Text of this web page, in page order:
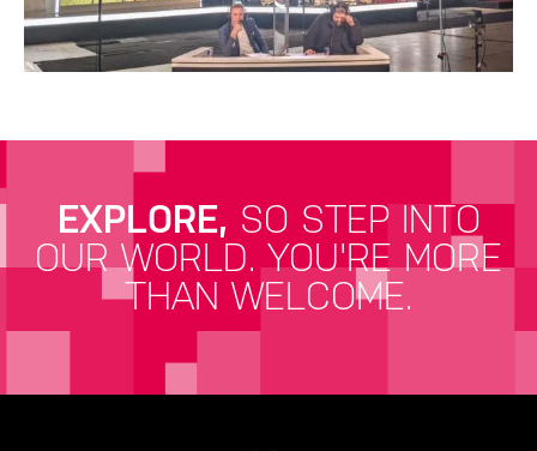
EXPLORE, SO STEP INTO
OUR WORLD.YOU'RE MORE
THAN WELCOME.